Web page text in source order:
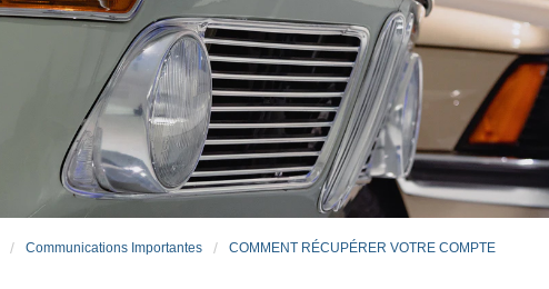
Communications Importantes COMMENT RÉCUPÉRER VOTRE COMPTE